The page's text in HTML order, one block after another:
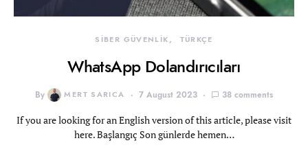
SİBER GÜVENLİK TÜRKÇE
WhatsApp Dolandırıcıları
By MERT SARICA 7 August 2023 38 comments
If you are looking for an English version of this article, please visit
here. Başlangıç Son günlerde hemen…